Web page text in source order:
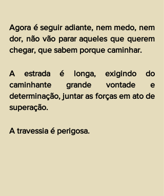
Agora é seguir adiante, nem medo, nem
dor, não vão parar aqueles que querem
chegar, que sabem porque caminhar.
A estrada é longa, exigindo do
caminhante grande vontade e
determinação, juntar as forças em ato de
superação.
A travessia é perigosa.